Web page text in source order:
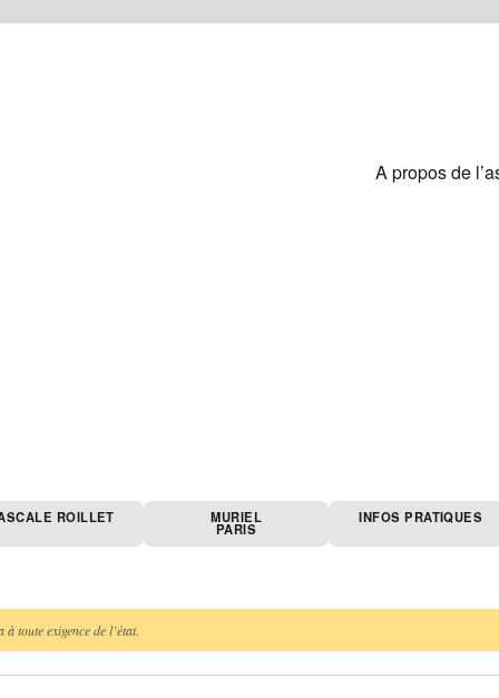
A propos de
ROILLET MURIEL
PARIS
INFOS PRATIQUES
toute exigence de l’état.